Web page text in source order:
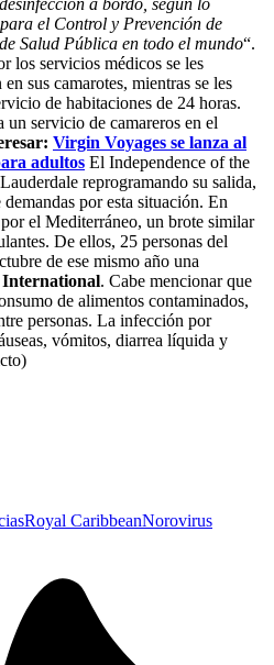
el Control y Prevención de
Salud Pública en todo el mundo“.
los servicios médicos se les
sus camarotes, mientras se les
de habitaciones de 24 horas.
servicio de camareros en el
Virgin Voyages se lanza al
adultos El Independence of the
reprogramando su salida,
por esta situación. En
el Mediterráneo, un brote similar
De ellos, 25 personas del
de ese mismo año una
. Cabe mencionar que
de alimentos contaminados,
personas. La infección por
vómitos, diarrea líquida y
Royal CaribbeanNorovirus